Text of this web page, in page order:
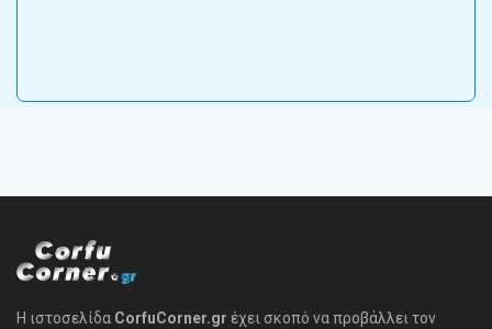
Η ιστοσελίδα CorfuCorner.gr έχει σκοπό να προβάλλει τον